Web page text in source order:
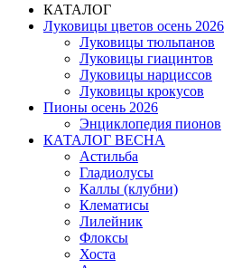
КАТАЛОГ
Луковицы цветов осень 2026
Луковицы тюльпанов
Луковицы гиацинтов
Луковицы нарциссов
Луковицы крокусов
Пионы осень 2026
Энциклопедия пионов
КАТАЛОГ ВЕСНА
Астильба
Гладиолусы
Каллы (клубни)
Клематисы
Лилейник
Флоксы
Хоста